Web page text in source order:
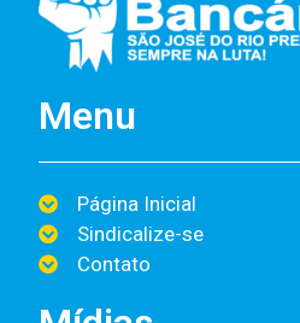
Menu
Página Inicial
Sindicalize-se
Contato